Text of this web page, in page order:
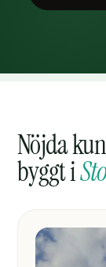
Nöjda
byggt i